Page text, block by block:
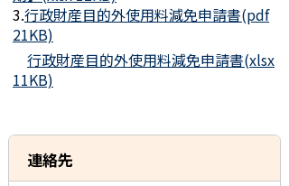
3.行政財産目的外使用料減免申請書(pdf
21KB)
行政財産目的外使用料減免申請書(xlsx
11KB)
連絡先